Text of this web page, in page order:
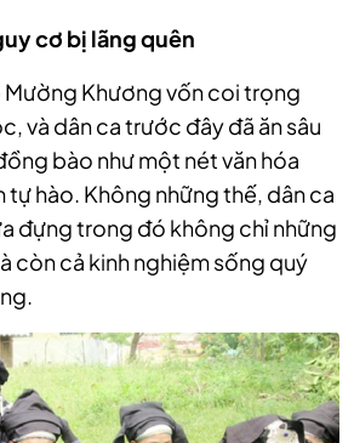
cơ bị lãng quên
Mường Khương vốn coi trọng
và dân ca trước đây đã ăn sâu
bào như một nét văn hóa
tự hào. Không những thế, dân ca
đựng trong đó không chỉ những
còn cả kinh nghiệm sống quý